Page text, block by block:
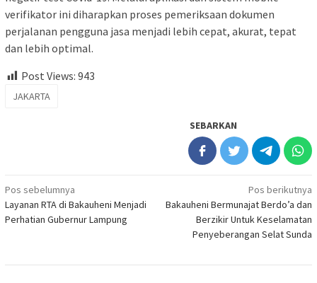
verifikator ini diharapkan proses pemeriksaan dokumen
perjalanan pengguna jasa menjadi lebih cepat, akurat, tepat
dan lebih optimal.
Post Views: 943
JAKARTA
SEBARKAN
Navigasi
pos
Pos sebelumnya
Layanan RTA di Bakauheni Menjadi
Perhatian Gubernur Lampung
Pos berikutnya
Bakauheni Bermunajat Berdo’a dan
Berzikir Untuk Keselamatan
Penyeberangan Selat Sunda